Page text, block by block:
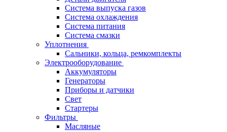
Система выпуска газов
Система охлаждения
Система питания
Система смазки
Уплотнения
Сальники, кольца, ремкомплекты
Электрооборудование
Аккумуляторы
Генераторы
Приборы и датчики
Свет
Стартеры
Фильтры
Масляные